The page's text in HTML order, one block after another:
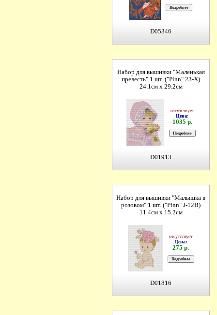
D05346
Набор для вышивки "Маленькая
прелесть" 1 шт. ("Pinn" 23-X)
24.1см х 29.2см
отсутствует
Цена:
1035 р.
D01913
Набор для вышивки "Малышка в
розовом" 1 шт. ("Pinn" J-12B)
11.4см х 15.2см
отсутствует
Цена:
275 р.
D01816